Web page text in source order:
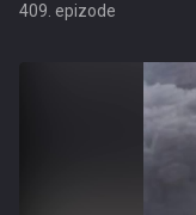
409. epizode